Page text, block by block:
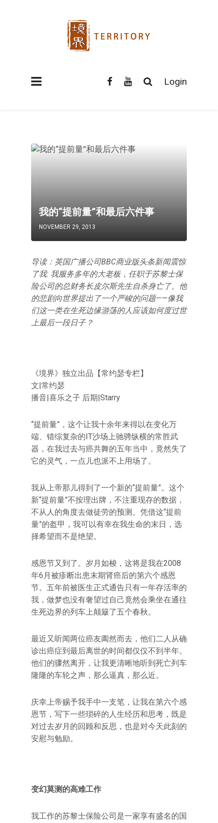
Login
我的“提前量”和最后六件事
NOVEMBER 29, 2013
导读：英国广播公司BBC商业版头条新闻震惊
了我: 我服务多年的大老板，任职于苏黎士保
险公司的总财务长皮尔斯先生自杀身亡了。他
的悲剧向世界提出了一个严峻的问题——像我
们这一类在生死边缘游荡的人应该如何度过世
上最后一段日子？
《境界》独立出品【常约瑟专栏】
文|常约瑟
播音|喜乐之子 后期|Starry
“提前量”，这个让我十余年来得以在变化万
端、错综复杂的IT沙场上驰骋纵横的常胜武
器，在我过去与癌共舞的五年当中，竟然失了
它的灵气，一点儿也派不上用场了。
我从上帝那儿得到了一个新的“提前量”。这个
新“提前量”不按理出牌，不注重现存的数据，
不从人的角度去做徒劳的预测。凭借这“提前
量”的盔甲，我可以有幸在我生命的末日，选
择希望而不是绝望。
感恩节又到了。岁月如梭，这将是我在2008
年6月被疹断出患末期肾癌后的第六个感恩
节。五年前被医生正式通告只有一年存活率的
我，做梦也没有奢望过自己竟然会乘坐在通往
生死边界的列车上颠簸了五个春秋。
最近又听闻两位癌友阖然而去，他们二人从确
诊出癌症到最后离世的时间都仅仅不到半年。
他们的骤然离开，让我更清晰地听到死亡列车
隆隆的车轮之声，那么逼真，那么近。
庆幸上帝赐予我手中一支笔，让我在第六个感
恩节，写下一些琐碎的人生经历和思考，既是
对过去岁月的回顾和反思，也是对今天此刻的
安慰与勉励。
变幻莫测的高难工作
我工作的苏黎士保险公司是一家享有盛名的国